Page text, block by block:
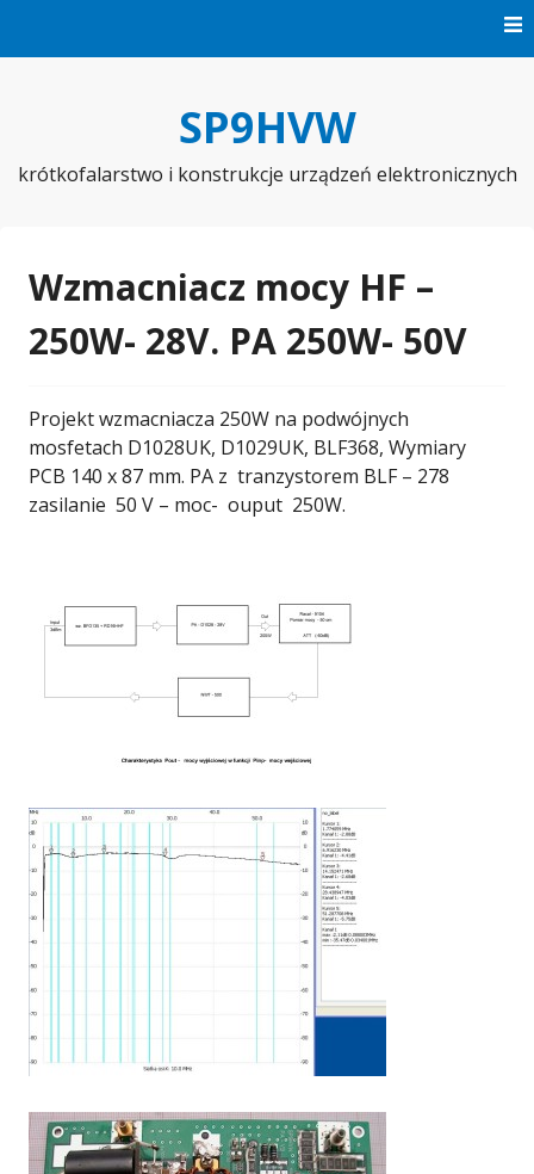
SP9HVW
krótkofalarstwo i konstrukcje urządzeń elektronicznych
Wzmacniacz mocy HF –
250W- 28V. PA 250W- 50V
Projekt wzmacniacza 250W na podwójnych
mosfetach D1028UK, D1029UK, BLF368, Wymiary
PCB 140 x 87 mm. PA z tranzystorem BLF – 278
zasilanie 50 V – moc- ouput 250W.